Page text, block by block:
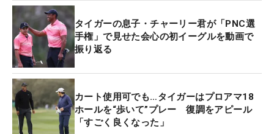
ちなみに14歳のチャーリー君は育ち盛り。「今年の
初めに114（ｍｐｈ）だったスイングスピードは、
今は120になった」と胸を張る。優勝を目指すチー
ム・ウッズにとっては厳しいスコアだが、キャディ
を務めたのは長女のサムさん。「二人の子供たちが
ロープ内にいてプレーに参加し、ゴルフの一部にな
ることはこれ以上 ない特別なこと。自宅ではとき
タイガーの息子・チャーリー君が「PNC選
手権」で見せた会心の初イーグルを動画で
振り返る
カート使用可でも…タイガーはプロアマ18
ホールを“歩いて”プレー 復調をアピール
「すごく良くなった」